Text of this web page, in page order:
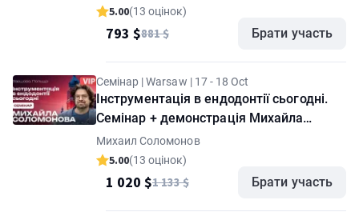
5.00(13 оцінок)
793 $881 $ Брати участь
Семінар | Warsaw | 17 - 18 Oct
Інструментація в ендодонтії сьогодні.
Семінар + демонстрація Михайла
Соломонова. Пакет "VIP"
Михаил Соломонов
5.00(13 оцінок)
1 020 $1 133 $ Брати участь